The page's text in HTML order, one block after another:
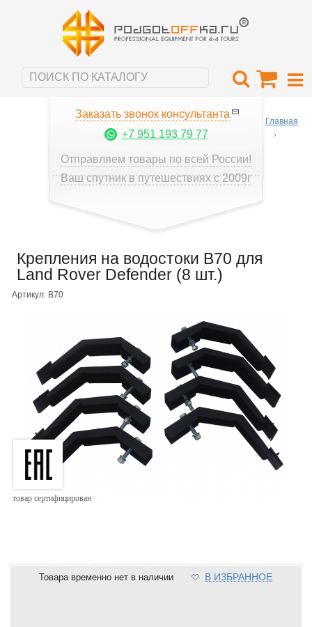
Заказать звонок консультанта
+7 951 193 79 77
Отправляем товары по всей России!
Ваш спутник в путешествиях с 2009г
Главная
Крепления на водостоки B70 для
Land Rover Defender (8 шт.)
Артикул: B70
товар сертифицирован
Товара временно нет в наличии В ИЗБРАННОЕ